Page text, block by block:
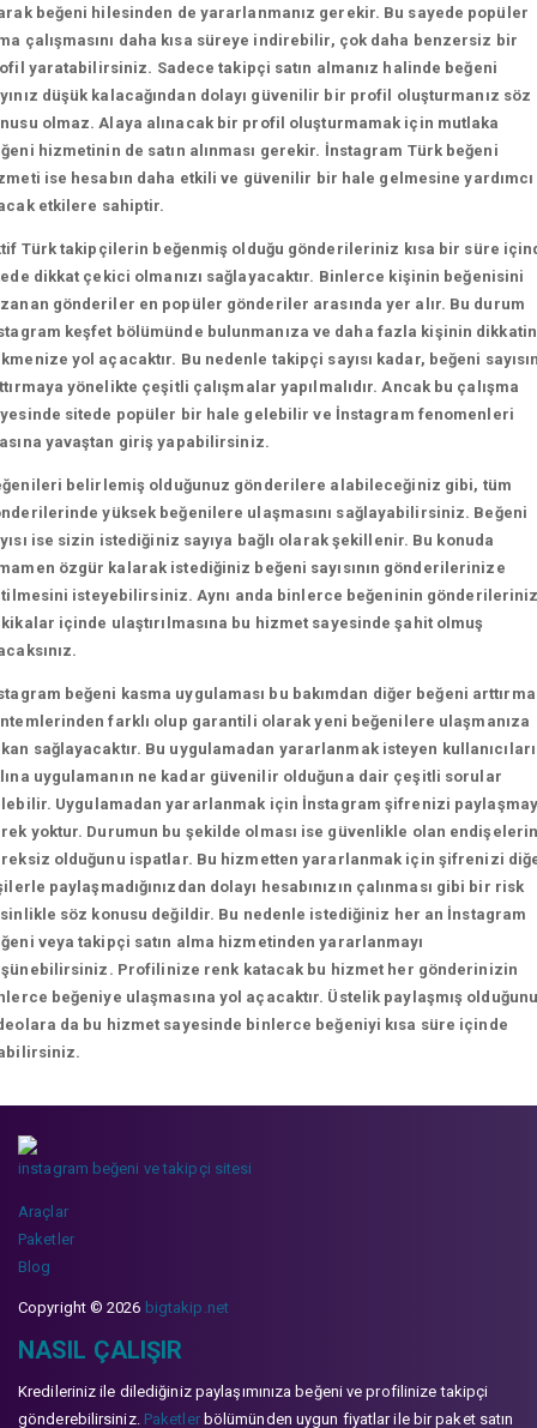
beğeni hilesinden de yararlanmanız gerekir. Bu sayede popüler
çalışmasını daha kısa süreye indirebilir, çok daha benzersiz bir
yaratabilirsiniz. Sadece takipçi satın almanız halinde beğeni
düşük kalacağından dolayı güvenilir bir profil oluşturmanız söz
olmaz. Alaya alınacak bir profil oluşturmamak için mutlaka
hizmetinin de satın alınması gerekir. İnstagram Türk beğeni
ise hesabın daha etkili ve güvenilir bir hale gelmesine yardımcı
etkilere sahiptir.
Türk takipçilerin beğenmiş olduğu gönderileriniz kısa bir süre
dikkat çekici olmanızı sağlayacaktır. Binlerce kişinin beğenisini
gönderiler en popüler gönderiler arasında yer alır. Bu durum
keşfet bölümünde bulunmanıza ve daha fazla kişinin
yol açacaktır. Bu nedenle takipçi sayısı kadar, beğeni
yönelikte çeşitli çalışmalar yapılmalıdır. Ancak bu çalışma
sitede popüler bir hale gelebilir ve İnstagram fenomenleri
yavaştan giriş yapabilirsiniz.
belirlemiş olduğunuz gönderilere alabileceğiniz gibi, tüm
yüksek beğenilere ulaşmasını sağlayabilirsiniz. Beğeni
ise sizin istediğiniz sayıya bağlı olarak şekillenir. Bu konuda
özgür kalarak istediğiniz beğeni sayısının gönderilerinize
isteyebilirsiniz. Aynı anda binlerce beğeninin
içinde ulaştırılmasına bu hizmet sayesinde şahit olmuş
beğeni kasma uygulaması bu bakımdan diğer beğeni arttırma
farklı olup garantili olarak yeni beğenilere ulaşmanıza
sağlayacaktır. Bu uygulamadan yararlanmak isteyen
uygulamanın ne kadar güvenilir olduğuna dair çeşitli sorular
Uygulamadan yararlanmak için İnstagram şifrenizi
yoktur. Durumun bu şekilde olması ise güvenlikle olan
olduğunu ispatlar. Bu hizmetten yararlanmak için şifrenizi
paylaşmadığınızdan dolayı hesabınızın çalınması gibi bir risk
söz konusu değildir. Bu nedenle istediğiniz her an İnstagram
veya takipçi satın alma hizmetinden yararlanmayı
Profilinize renk katacak bu hizmet her gönderinizin
beğeniye ulaşmasına yol açacaktır. Üstelik paylaşmış
da bu hizmet sayesinde binlerce beğeniyi kısa süre içinde
instagram beğeni ve takipçi sitesi
Araçlar
Paketler
Blog
Copyright © 2026 bigtakip.net
NASIL ÇALIŞIR
Kredileriniz ile dilediğiniz paylaşımınıza beğeni ve profilinize takipçi
gönderebilirsiniz. Paketlerbölümünden uygun fiyatlar ile bir paket satın